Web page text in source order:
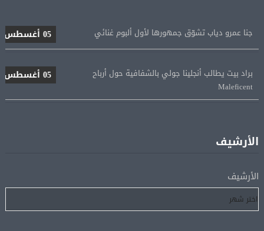
Maleficent
لإتمام انتقاله إلى طرابزون سبور
05 أغسطس
رسميًا.. انطلاق الدورى الممتاز 21 أغسطس.. وقمة الزمالك
الأرشيف
الأرشيف